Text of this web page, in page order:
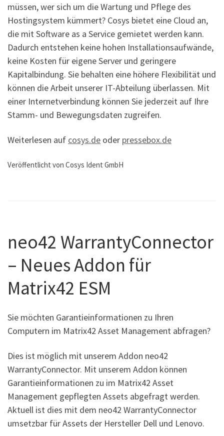
müssen, wer sich um die Wartung und Pflege des
Hostingsystem kümmert? Cosys bietet eine Cloud an,
die mit Software as a Service gemietet werden kann.
Dadurch entstehen keine hohen Installationsaufwände,
keine Kosten für eigene Server und geringere
Kapitalbindung. Sie behalten eine höhere Flexibilität und
können die Arbeit unserer IT-Abteilung überlassen. Mit
einer Internetverbindung können Sie jederzeit auf Ihre
Stamm- und Bewegungsdaten zugreifen.
Weiterlesen auf cosys.de oder pressebox.de
Veröffentlicht von Cosys Ident GmbH
neo42 WarrantyConnector
– Neues Addon für
Matrix42 ESM
Sie möchten Garantieinformationen zu Ihren
Computern im Matrix42 Asset Management abfragen?
Dies ist möglich mit unserem Addon neo42
WarrantyConnector. Mit unserem Addon können
Garantieinformationen zu im Matrix42 Asset
Management gepflegten Assets abgefragt werden.
Aktuell ist dies mit dem neo42 WarrantyConnector
umsetzbar für Assets der Hersteller Dell und Lenovo.